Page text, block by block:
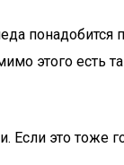
понадобится
этого
Если это